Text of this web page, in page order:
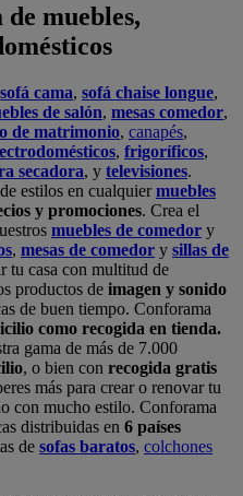
muebles,
sofá cama, sofá chaise longue,
de salón, mesas comedor,
de matrimonio, canapés,
, frigoríficos,
secadora, y televisiones.
estilos en cualquiermuebles
y promociones. Crea el
muebles de comedor y
, mesas de comedor y sillas de
tu casa con multitud de
productos de imagen y sonido
de buen tiempo. Conforama
como recogida en tienda.
gama de más de 7.000
, o bien con recogida gratis
más para crear o renovar tu
con mucho estilo. Conforama
distribuidas en 6 países
de sofas baratos, colchones